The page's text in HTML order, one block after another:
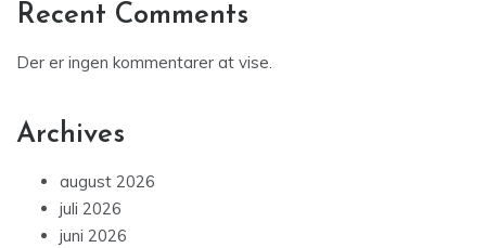
Recent Comments
Der er ingen kommentarer at vise.
Archives
august 2026
juli 2026
juni 2026